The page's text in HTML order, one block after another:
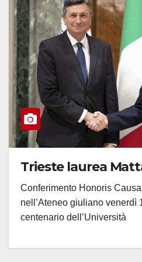
Trieste laurea
Conferimento Honoris
nell’Ateneo giuliano venerdì
centenario dell’Università